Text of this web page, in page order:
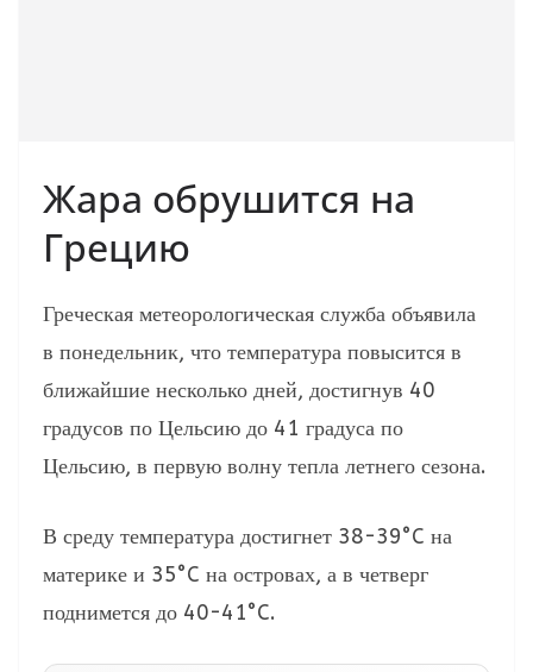
Жара обрушится на
Грецию
Греческая метеорологическая служба объявила
в понедельник, что температура повысится в
ближайшие несколько дней, достигнув 40
градусов по Цельсию до 41 градуса по
Цельсию, в первую волну тепла летнего сезона.
В среду температура достигнет 38-39°C на
материке и 35°C на островах, а в четверг
поднимется до 40-41°C.